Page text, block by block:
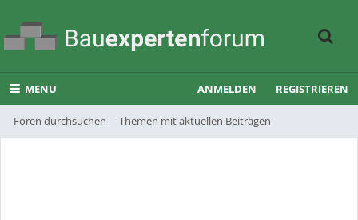
MENU
Foren durchsuchen Themen mit aktuellen Beiträgen
ANMELDEN REGISTRIEREN